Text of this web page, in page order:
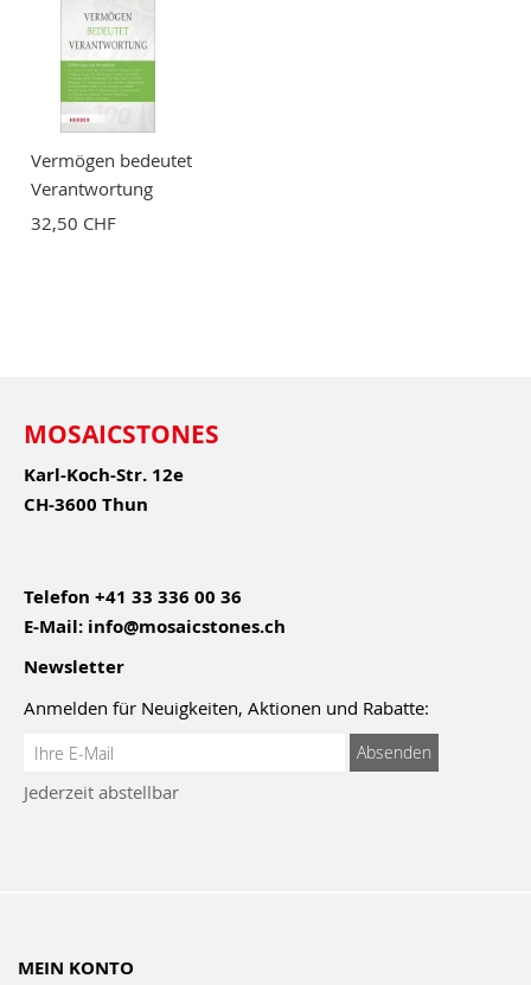
Vermögen bedeutet
Verantwortung
32,50 CHF
MOSAICSTONES
Karl-Koch-Str. 12e
CH-3600 Thun
Telefon +41 33 336 00 36
E-Mail: info@mosaicstones.ch
Newsletter
Anmelden für Neuigkeiten, Aktionen und Rabatte:
Anmeldung
Newsletter:
Absenden
Jederzeit abstellbar
MEIN KONTO